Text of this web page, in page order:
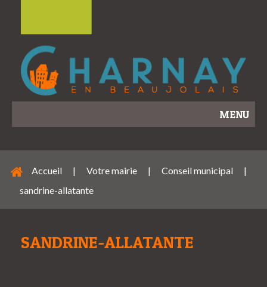
MENU
Accueil | Votre mairie | Conseil municipal
|
sandrine-allatante
SANDRINE-ALLATANTE